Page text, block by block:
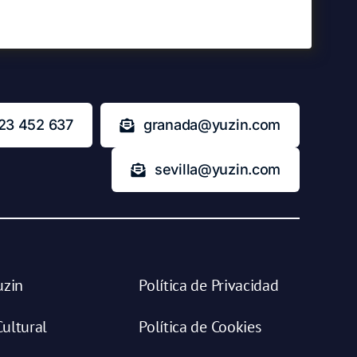
452 637 granada@yuzin.com
sevilla@yuzin.com
Política de Privacidad
Política de Cookies